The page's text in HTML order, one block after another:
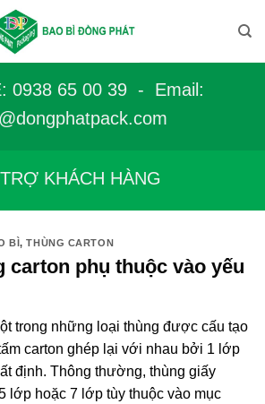
0938 65 00 39 - Email:
KHÁCH HÀNG
BÌ,THÙNG CARTON
carton phụ thuộc vào yếu
trong những loại thùng được cấu tạo
carton ghép lại với nhau bởi 1 lớp
định. Thông thường, thùng giấy
lớp hoặc 7 lớp tùy thuộc vào mục